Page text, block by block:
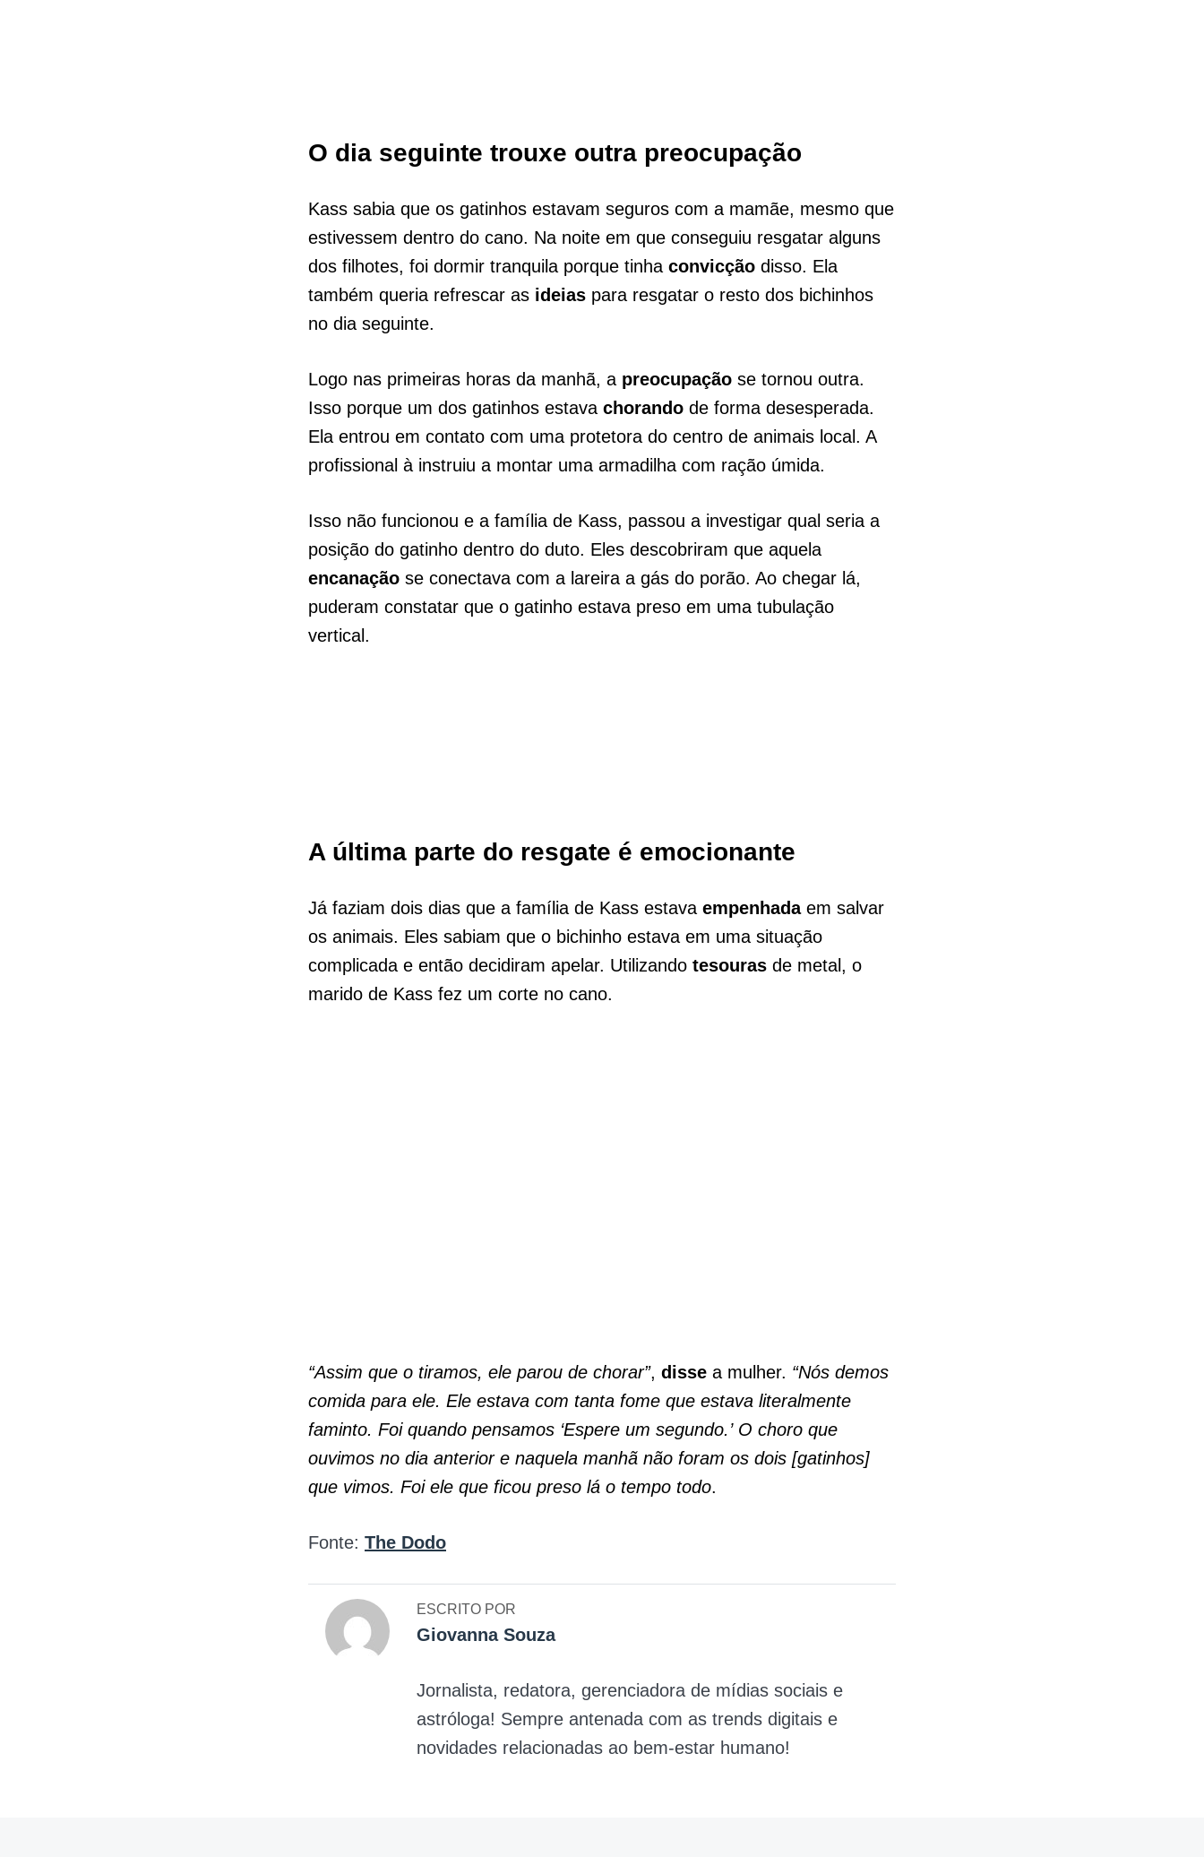
O dia seguinte trouxe outra preocupação
Kass sabia que os gatinhos estavam seguros com a mamãe, mesmo que
estivessem dentro do cano. Na noite em que conseguiu resgatar alguns
dos filhotes, foi dormir tranquila porque tinha convicção disso. Ela
também queria refrescar as ideias para resgatar o resto dos bichinhos
no dia seguinte.
Logo nas primeiras horas da manhã, a preocupação se tornou outra.
Isso porque um dos gatinhos estava chorando de forma desesperada.
Ela entrou em contato com uma protetora do centro de animais local. A
profissional à instruiu a montar uma armadilha com ração úmida.
Isso não funcionou e a família de Kass, passou a investigar qual seria a
posição do gatinho dentro do duto. Eles descobriram que aquela
encanação se conectava com a lareira a gás do porão. Ao chegar lá,
puderam constatar que o gatinho estava preso em uma tubulação
vertical.
A última parte do resgate é emocionante
Já faziam dois dias que a família de Kass estava empenhadaem salvar
os animais. Eles sabiam que o bichinho estava em uma situação
complicada e então decidiram apelar. Utilizando tesouras de metal, o
marido de Kass fez um corte no cano.
“Assim que o tiramos, ele parou de chorar”, disse a mulher. “Nós demos
comida para ele. Ele estava com tanta fome que estava literalmente
faminto. Foi quando pensamos ‘Espere um segundo.’ O choro que
ouvimos no dia anterior e naquela manhã não foram os dois [gatinhos]
que vimos. Foi ele que ficou preso lá o tempo todo.
Fonte: The Dodo
ESCRITO POR
Giovanna Souza
Jornalista, redatora, gerenciadora de mídias sociais e
astróloga! Sempre antenada com as trends digitais e
novidades relacionadas ao bem-estar humano!